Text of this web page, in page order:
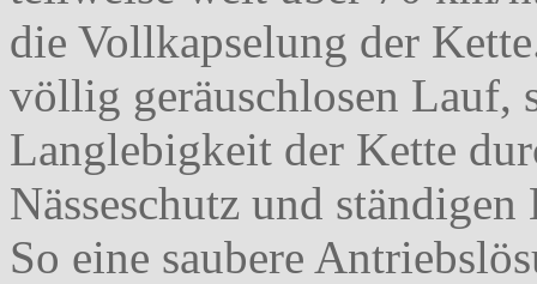
die Vollkapselung der
völlig geräuschlosen Lauf,
Langlebigkeit der Kette
Nässeschutz und
So eine saubere